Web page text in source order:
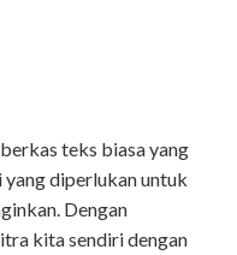
teks biasa yang
diperlukan untuk
Dengan
kita sendiri dengan